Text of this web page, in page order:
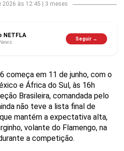
2026 às 12:45 3 meses
NETFLA Seguir →
começa em 11 de junho, com o
e África do Sul, às 16h
Brasileira, comandada pelo
não teve a lista final de
mantém a expectativa alta,
volante do Flamengo, na
a competição.